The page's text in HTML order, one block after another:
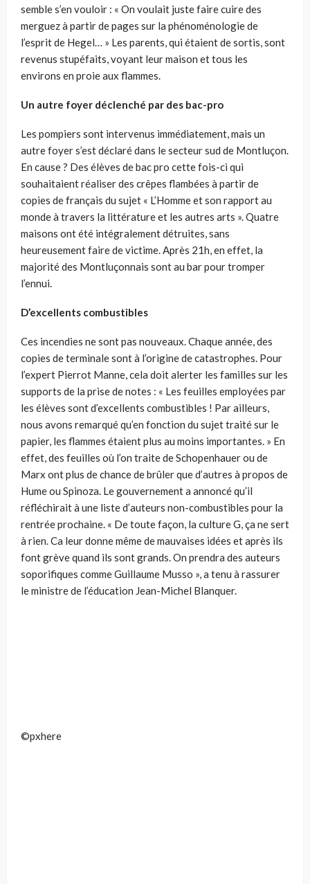
semble s’en vouloir : « On voulait juste faire cuire des
merguez à partir de pages sur la phénoménologie de
l’esprit de Hegel… » Les parents, qui étaient de sortis, sont
revenus stupéfaits, voyant leur maison et tous les
environs en proie aux flammes.
Un autre foyer déclenché par des bac-pro
Les pompiers sont intervenus immédiatement, mais un
autre foyer s’est déclaré dans le secteur sud de Montluçon.
En cause ? Des élèves de bac pro cette fois-ci qui
souhaitaient réaliser des crêpes flambées à partir de
copies de français du sujet « L’Homme et son rapport au
monde à travers la littérature et les autres arts ». Quatre
maisons ont été intégralement détruites, sans
heureusement faire de victime. Après 21h, en effet, la
majorité des Montluçonnais sont au bar pour tromper
l’ennui.
D’excellents combustibles
Ces incendies ne sont pas nouveaux. Chaque année, des
copies de terminale sont à l’origine de catastrophes. Pour
l’expert Pierrot Manne, cela doit alerter les familles sur les
supports de la prise de notes : « Les feuilles employées par
les élèves sont d’excellents combustibles ! Par ailleurs,
nous avons remarqué qu’en fonction du sujet traité sur le
papier, les flammes étaient plus au moins importantes. » En
effet, des feuilles où l’on traite de Schopenhauer ou de
Marx ont plus de chance de brûler que d’autres à propos de
Hume ou Spinoza. Le gouvernement a annoncé qu’il
réfléchirait à une liste d’auteurs non-combustibles pour la
rentrée prochaine. « De toute façon, la culture G, ça ne sert
à rien. Ca leur donne même de mauvaises idées et après ils
font grève quand ils sont grands. On prendra des auteurs
soporifiques comme Guillaume Musso », a tenu à rassurer
le ministre de l’éducation Jean-Michel Blanquer.
©pxhere